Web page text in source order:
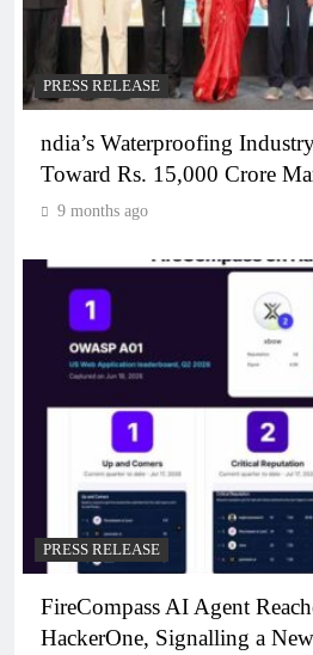
PRESS RELEASE
ndia’s Waterproofing
Toward Rs. 15,000 Crore
9 months ago
PRESS RELEASE
FireCompass AI Agent
HackerOne, Signalling a